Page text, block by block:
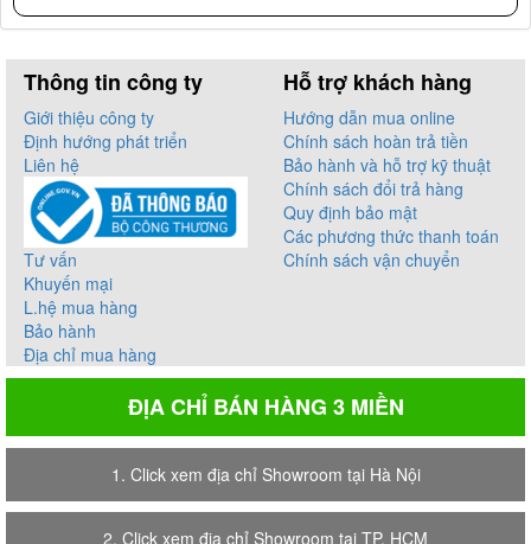
Thông tin công ty
Giới thiệu công ty
Định hướng phát triển
Liên hệ
Tư vấn
Khuyến mại
L.hệ mua hàng
Bảo hành
Địa chỉ mua hàng
Hỗ trợ khách hàng
Hướng dẫn mua online
Chính sách hoàn trả tiền
Bảo hành và hỗ trợ kỹ thuật
Chính sách đổi trả hàng
Quy định bảo mật
Các phương thức thanh toán
Chính sách vận chuyển
ĐỊA CHỈ BÁN HÀNG 3 MIỀN
1. Click xem địa chỉ Showroom tại Hà Nội
2. Click xem địa chỉ Showroom tại TP. HCM